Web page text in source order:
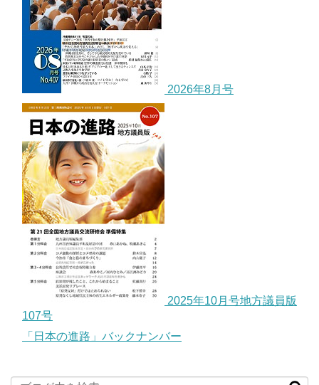
2026年8月号
2025年10月号地方議員版
107号
「日本の進路」バックナンバー